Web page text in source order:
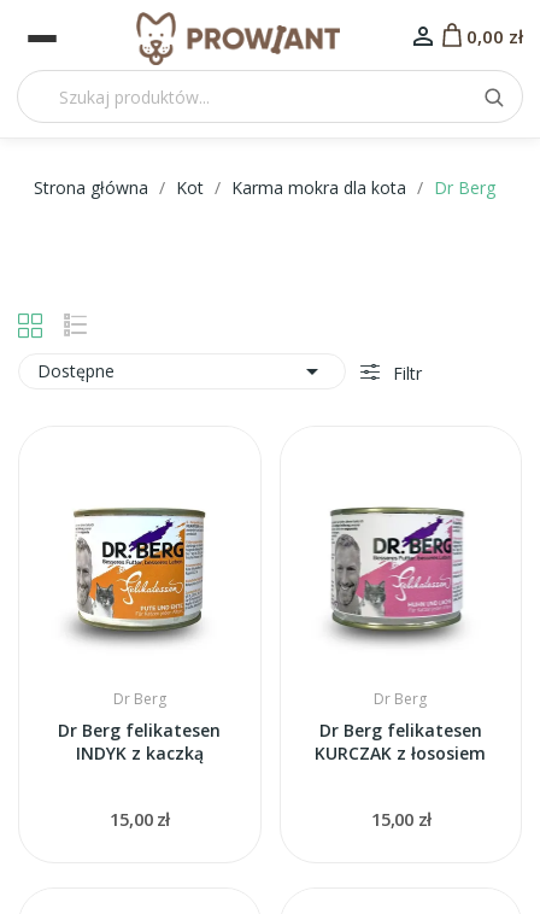
 0,00 zł
Strona główna Kot Karma mokra dla kota Dr Berg
Dostępne  Filtr
Dr Berg
Dr Berg felikatesen
INDYK z kaczką
15,00 zł
Dr Berg
Dr Berg felikatesen
KURCZAK z łososiem
15,00 zł